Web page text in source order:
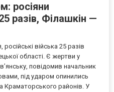
росіяни
разів, Філашкін —
війська 25 разів
області. Є жертви у
повідомив начальник
під ударом опинились
Краматорського районів. У